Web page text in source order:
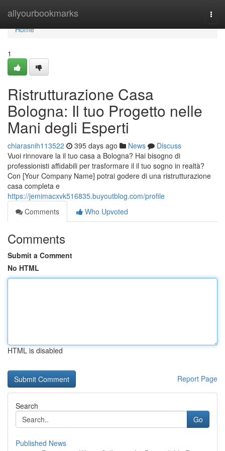
allyourbookmarks
Home
Home
1
Ristrutturazione Casa
Bologna: Il tuo Progetto nelle
Mani degli Esperti
chiarasnih113522 395 days ago News
Discuss
Vuoi rinnovare la il tuo casa a Bologna? Hai bisogno di
professionisti affidabili per trasformare il il tuo sogno in realtà?
Con [Your Company Name] potrai godere di una ristrutturazione
casa completa e
https://jemimacxvk516835.buyoutblog.com/profile
Comments
Who Upvoted
Comments
Submit a Comment
No HTML
HTML is disabled
Report Page
Search
Go
Published News